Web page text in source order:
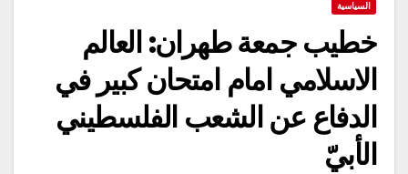
السياسية
خطيب جمعة طهران: العالم
الاسلامي امام امتحان كبير في
الدفاع عن الشعب الفلسطيني
الأبيّ